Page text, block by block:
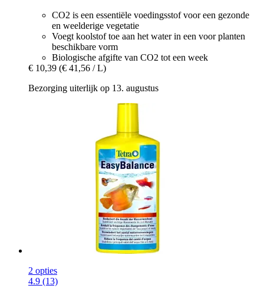
CO2 is een essentiële voedingsstof voor een gezonde
en weelderige vegetatie
Voegt koolstof toe aan het water in een voor planten
beschikbare vorm
Biologische afgifte van CO2 tot een week
€ 10,39 (€ 41,56 / L)
Bezorging uiterlijk op 13. augustus
2 opties
4.9 (13)